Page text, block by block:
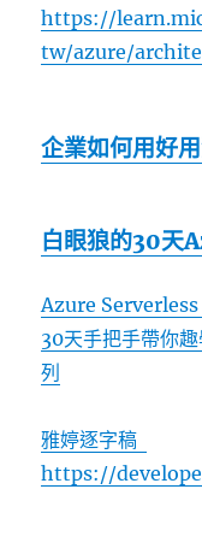
https://
tw/azure/
企業如何用好
白眼狼的30天
Azure Serverless
30天手把手帶你
列
雅婷逐字稿
https://